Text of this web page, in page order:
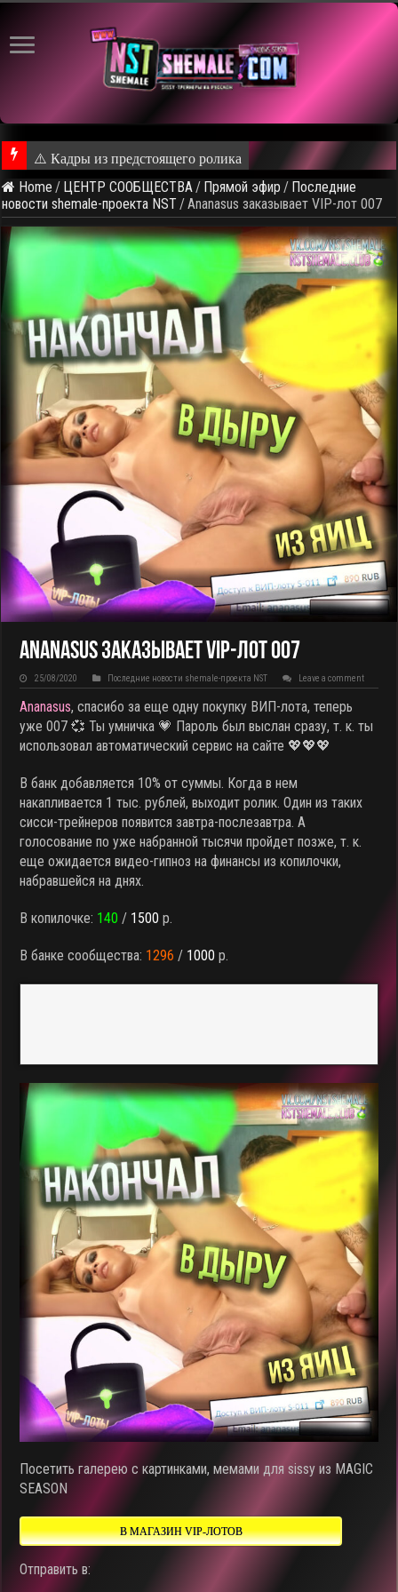
⚠️ Кадры из предстоящего ролика
Home / ЦЕНТР СООБЩЕСТВА / Прямой эфир / Последние
новости shemale-проекта NST /Ananasus заказывает VIP-лот 007
Ananasus заказывает VIP-лот 007
25/08/2020 Последние новости shemale-проекта NST Leave a comment
Ananasus, спасибо за еще одну покупку ВИП-лота, теперь
уже 007 💞 Ты умничка 💗 Пароль был выслан сразу, т. к. ты
использовал автоматический сервис на сайте 💖💖💖
В банк добавляется 10% от суммы. Когда в нем
накапливается 1 тыс. рублей, выходит ролик. Один из таких
сисси-трейнеров появится завтра-послезавтра. А
голосование по уже набранной тысячи пройдет позже, т. к.
еще ожидается видео-гипноз на финансы из копилочки,
набравшейся на днях.
В копилочке: 140 / 1500 р.
В банке сообщества: 1296 / 1000 р.
Посетить галерею с картинками, мемами для sissy из MAGIC
SEASON
В МАГАЗИН VIP-ЛОТОВ
Отправить в: